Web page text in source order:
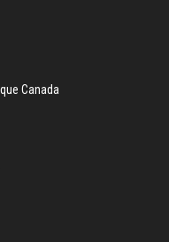
Canada